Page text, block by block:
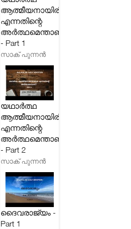
ആത്മീയനായിരിക്കുക
എന്നതിന്റെ
അർത്ഥമെന്താണ്
- Part 1
സാക് പുന്നൻ
യഥാർത്ഥ
ആത്മീയനായിരിക്കുക
എന്നതിന്റെ
അർത്ഥമെന്താണ്
- Part 2
സാക് പുന്നൻ
ദൈവരാജ്യം -
Part 1